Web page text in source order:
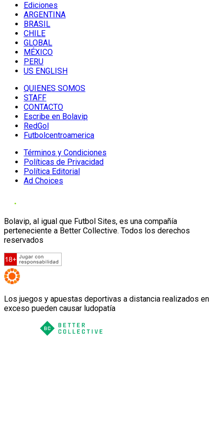
Ediciones
ARGENTINA
BRASIL
CHILE
GLOBAL
MÉXICO
PERU
US ENGLISH
QUIENES SOMOS
STAFF
CONTACTO
Escribe en Bolavip
RedGol
Futbolcentroamerica
Términos y Condiciones
Políticas de Privacidad
Política Editorial
Ad Choices
Bolavip, al igual que Futbol Sites, es una compañía
perteneciente a Better Collective. Todos los derechos
reservados
Los juegos y apuestas deportivas a distancia realizados en
exceso pueden causar ludopatía